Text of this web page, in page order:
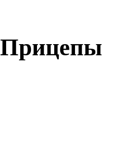
Прицепы